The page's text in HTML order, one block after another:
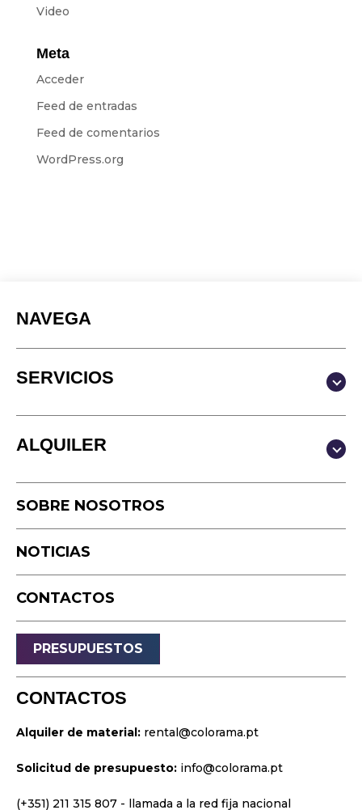
Video
Meta
Acceder
Feed de entradas
Feed de comentarios
WordPress.org
NAVEGA
SERVICIOS
Producción y Contenidos
Video
Podcast
Cámara rápida
Drone
Sonido
Luz
Palcos
Sitios web
Identidad visual
ALQUILER
Estudio
Equipo
SOBRE NOSOTROS
NOTICIAS
CONTACTOS
PRESUPUESTOS
CONTACTOS
Alquiler de material: rental@colorama.pt
Solicitud de presupuesto: info@colorama.pt
(+351) 211 315 807 - llamada a la red fija nacional